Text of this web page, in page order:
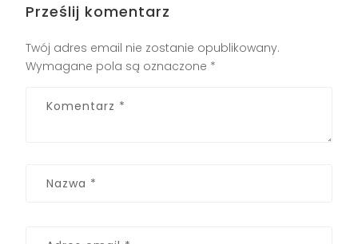
Prześlij komentarz
Twój adres email nie zostanie opublikowany.
Wymagane pola są oznaczone *